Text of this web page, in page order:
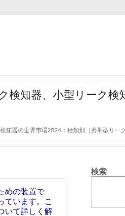
知器、小型リーク検
知器の世界市場2024：種類別（携帯型リ
めの装置で
ています。こ
いて詳しく解
検索